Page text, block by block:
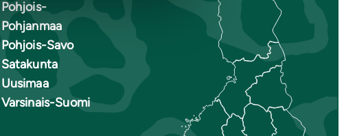
Pohjois-
Pohjanmaa
Pohjois-Savo
Satakunta
Uusimaa
Varsinais-Suomi